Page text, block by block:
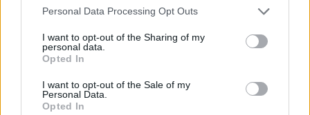
Please note that this website/app uses one or more Google
not limited to your visit or usage behaviour. You may click to
grant or deny consent to Google and its third-party tags to
use your data for below specified purposes in below Google
consent section.
Personal Data Processing Opt Outs
I want to opt-out of the Sharing of my
personal data.
Opted In
I want to opt-out of the Sale of my
Personal Data.
Opted In
αποτελέσματα παρουσίασαν οι συμμετέχοντες από
την Τσεχία και τη Νότια Κορέα.
Σύμφωνα με τα στατιστικά στοιχεία του
διαγωνισμού, οι μεγαλύτερες προκλήσεις για τους
συμμετέχοντες σχετίζονταν με το reverse